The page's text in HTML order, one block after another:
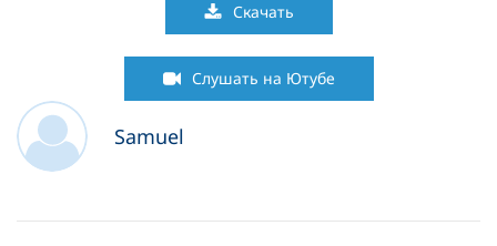
Скачать
Слушать на Ютубе
Samuel